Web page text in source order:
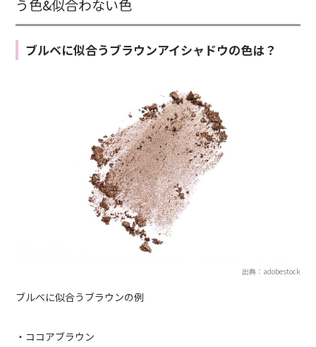
う色&似合わない色
ブルベに似合うブラウンアイシャドウの色は？
出典：adobestock
ブルベに似合うブラウンの例
・ココアブラウン